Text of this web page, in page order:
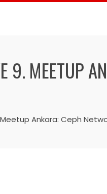
9. MEETUP
Ankara: Ceph